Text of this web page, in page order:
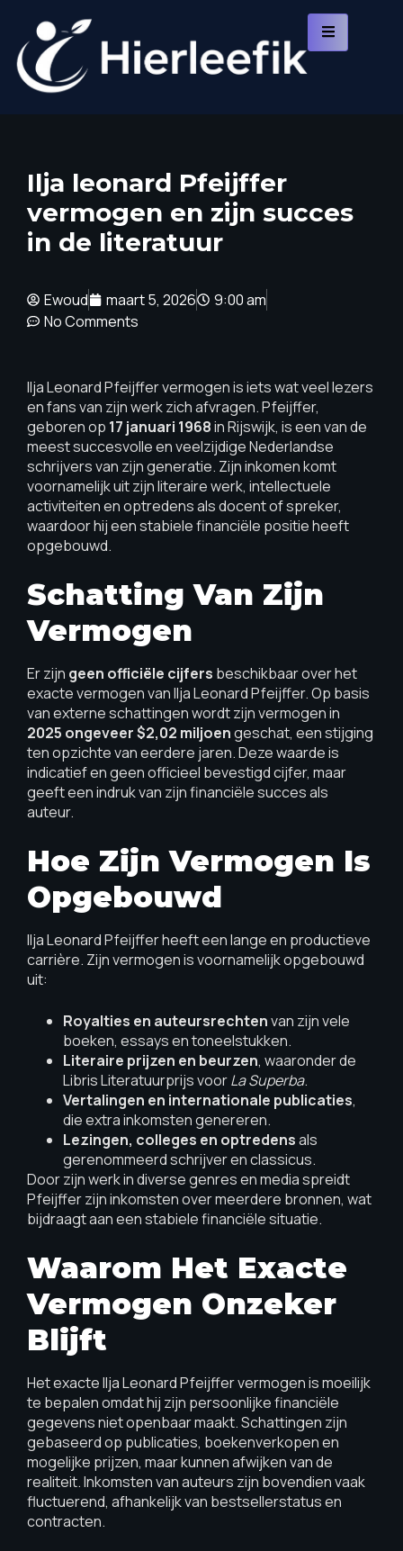
Ilja leonard Pfeijffer
vermogen en zijn succes
in de literatuur
Ewoud maart 5, 2026
9:00 am
No Comments
Ilja Leonard Pfeijffer vermogen is iets wat veel lezers
en fans van zijn werk zich afvragen. Pfeijffer,
geboren op 17 januari 1968in Rijswijk, is een van de
meest succesvolle en veelzijdige Nederlandse
schrijvers van zijn generatie. Zijn inkomen komt
voornamelijk uit zijn literaire werk, intellectuele
activiteiten en optredens als docent of spreker,
waardoor hij een stabiele financiële positie heeft
opgebouwd.
Schatting Van Zijn
Vermogen
Er zijn geen officiële cijfers beschikbaar over het
exacte vermogen van Ilja Leonard Pfeijffer. Op basis
van externe schattingen wordt zijn vermogen in
2025 ongeveer $2,02 miljoengeschat, een stijging
ten opzichte van eerdere jaren. Deze waarde is
indicatief en geen officieel bevestigd cijfer, maar
geeft een indruk van zijn financiële succes als
auteur.
Hoe Zijn Vermogen Is
Opgebouwd
Ilja Leonard Pfeijffer heeft een lange en productieve
carrière. Zijn vermogen is voornamelijk opgebouwd
uit:
Royalties en auteursrechtenvan zijn vele
boeken, essays en toneelstukken.
Literaire prijzen en beurzen, waaronder de
Libris Literatuurprijs voorLa Superba.
Vertalingen en internationale publicaties,
die extra inkomsten genereren.
Lezingen, colleges en optredensals
gerenommeerd schrijver en classicus.
Door zijn werk in diverse genres en media spreidt
Pfeijffer zijn inkomsten over meerdere bronnen, wat
bijdraagt aan een stabiele financiële situatie.
Waarom Het Exacte
Vermogen Onzeker
Blijft
Het exacte Ilja Leonard Pfeijffer vermogen is moeilijk
te bepalen omdat hij zijn persoonlijke financiële
gegevens niet openbaar maakt. Schattingen zijn
gebaseerd op publicaties, boekenverkopen en
mogelijke prijzen, maar kunnen afwijken van de
realiteit. Inkomsten van auteurs zijn bovendien vaak
fluctuerend, afhankelijk van bestsellerstatus en
contracten.